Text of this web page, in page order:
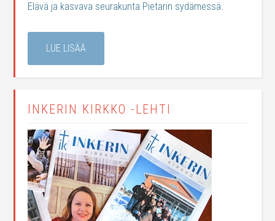
Elävä ja kasvava seurakunta Pietarin sydämessä.
LUE LISÄÄ
INKERIN KIRKKO -LEHTI